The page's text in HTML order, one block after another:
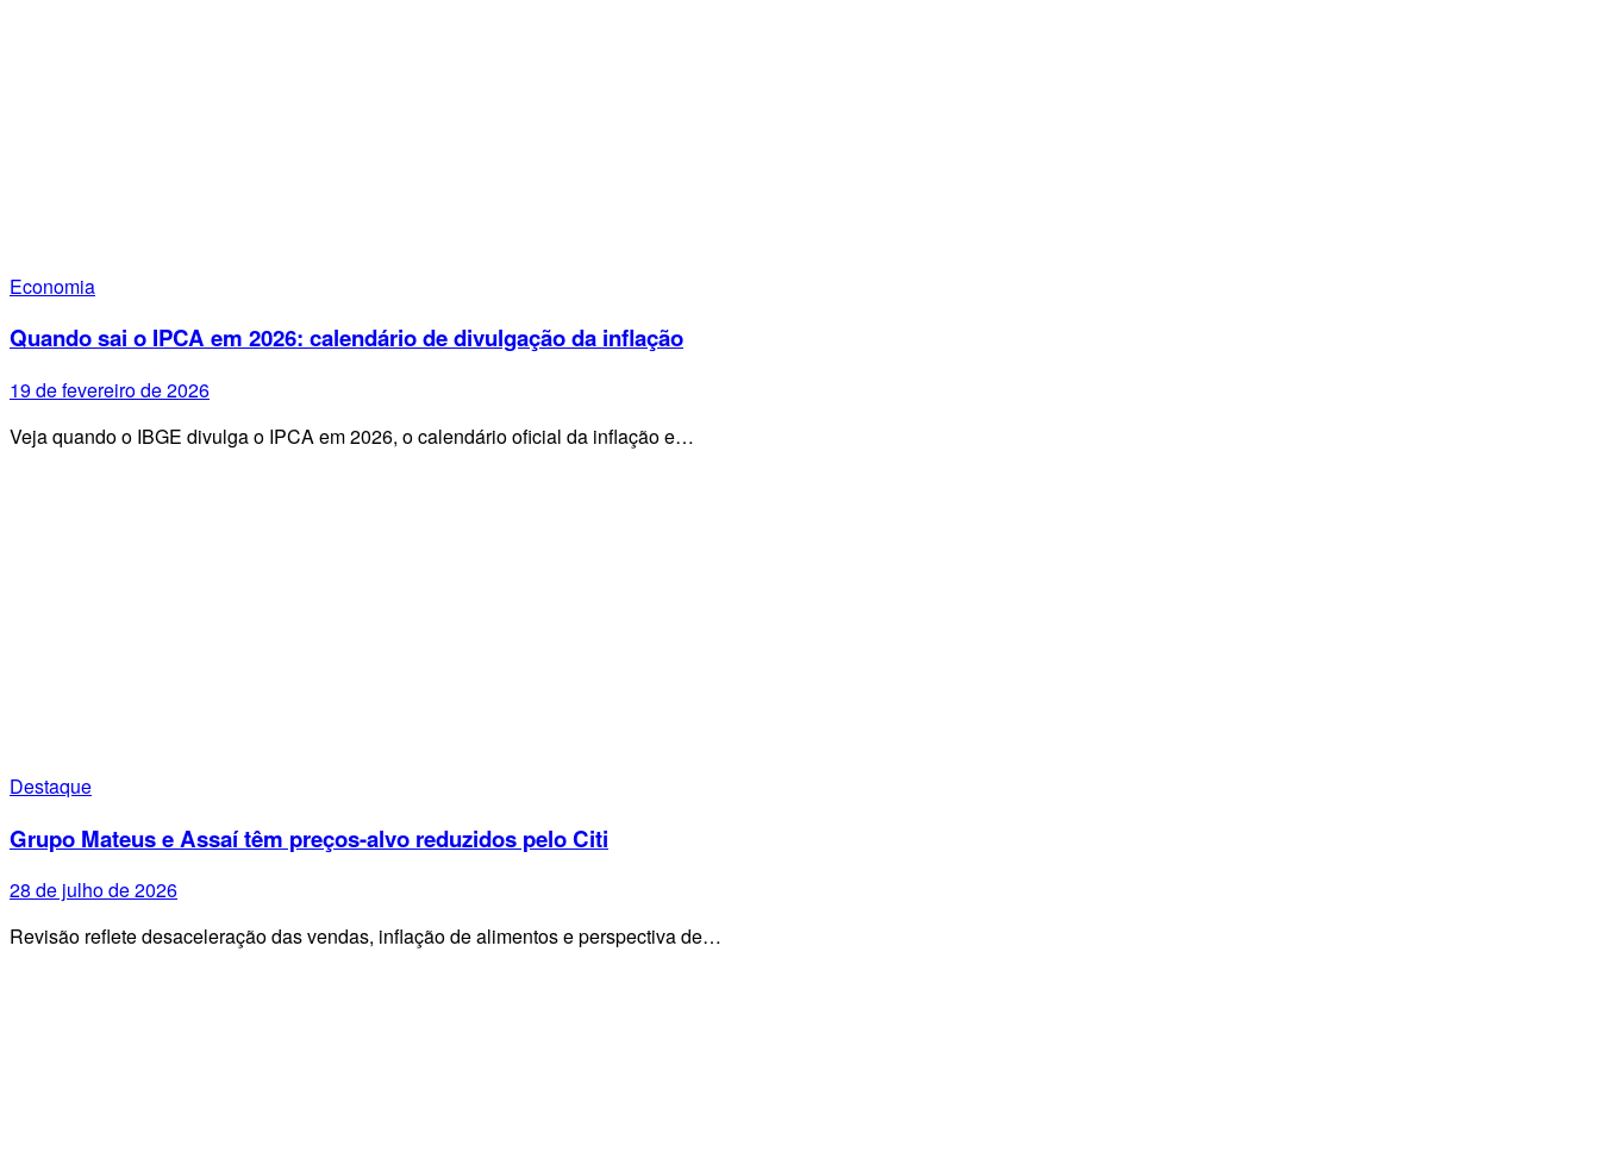
Economia
Quando sai o IPCA em 2026: calendário de divulgação da inflação
19 de fevereiro de 2026
Veja quando o IBGE divulga o IPCA em 2026, o calendário oficial da inflação e…
Destaque
Grupo Mateus e Assaí têm preços-alvo reduzidos pelo Citi
28 de julho de 2026
Revisão reflete desaceleração das vendas, inflação de alimentos e perspectiva de…